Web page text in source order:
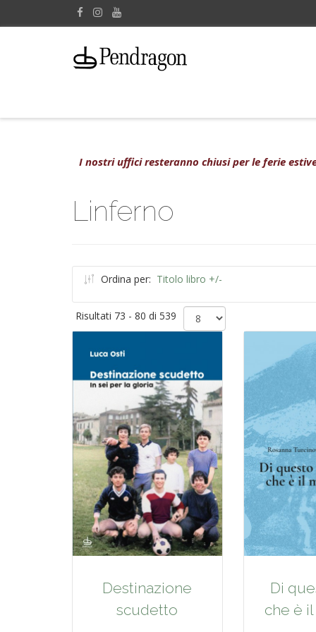
I nostri uffici resteranno chiusi per le ferie
Linferno
Ordina per: Titolo libro +/-
Risultati 73 - 80 di 539
Destinazione
scudetto
Di
che è